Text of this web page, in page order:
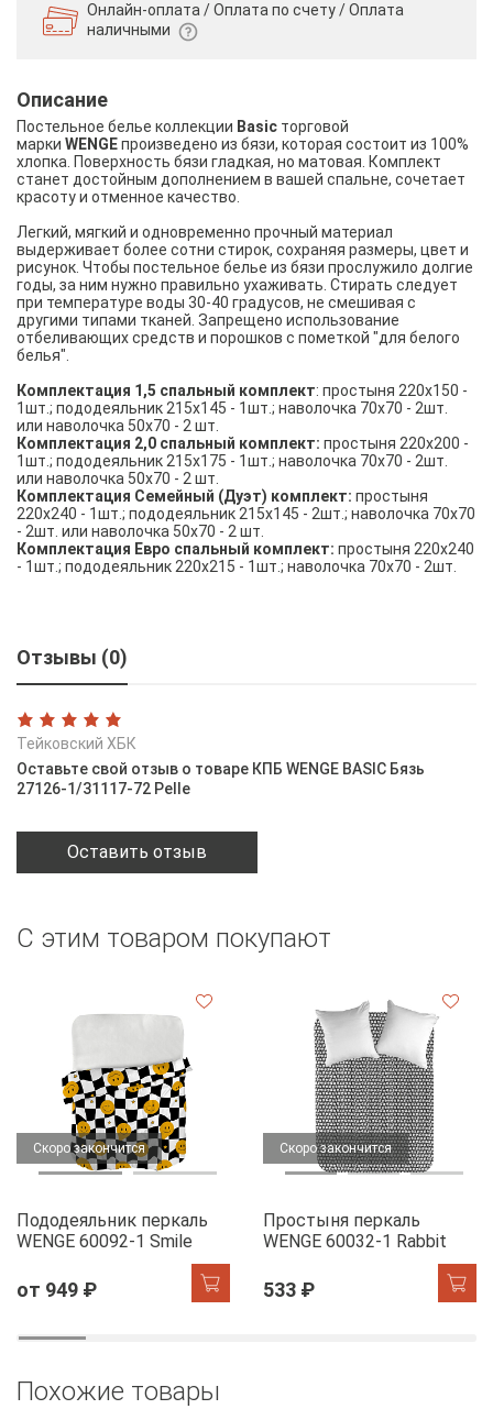
Онлайн-оплата / Оплата по счету /Оплата
наличными
Описание
Постельное белье коллекции Basic торговой
марки WENGEпроизведено из бязи, которая состоит из 100%
хлопка. Поверхность бязи гладкая, но матовая. Комплект
станет достойным дополнением в вашей спальне, сочетает
красоту и отменное качество.
Легкий, мягкий и одновременно прочный материал
выдерживает более сотни стирок, сохраняя размеры, цвет и
рисунок. Чтобы постельное белье из бязи прослужило долгие
годы, за ним нужно правильно ухаживать. Стирать следует
при температуре воды 30-40 градусов, не смешивая с
другими типами тканей. Запрещено использование
отбеливающих средств и порошков с пометкой "для белого
белья".
Комплектация 1,5 спальный комплект: простыня 220х150 -
1шт.; пододеяльник 215х145 - 1шт.; наволочка 70х70 - 2шт.
или наволочка 50х70 - 2 шт.
Комплектация 2,0 спальный комплект: простыня 220х200 -
1шт.; пододеяльник 215х175 - 1шт.; наволочка 70х70 - 2шт.
или наволочка 50х70 - 2 шт.
Комплектация Семейный (Дуэт) комплект: простыня
220х240 - 1шт.; пододеяльник 215х145 - 2шт.; наволочка 70х70
- 2шт. или наволочка 50х70 - 2 шт.
Комплектация Евро спальный комплект: простыня 220х240
- 1шт.; пододеяльник 220х215 - 1шт.; наволочка 70х70 - 2шт.
Отзывы (0)
Тейковский ХБК
Оставьте свой отзыв о товаре КПБ WENGE BASIC Бязь
27126-1/31117-72 Pelle
Оставить отзыв
С этим товаром покупают
Скоро закончится
Пододеяльник перкаль
WENGE 60092-1 Smile
от 949 ₽
Скоро закончится
Простыня перкаль
WENGE 60032-1 Rabbit
533 ₽
Похожие товары